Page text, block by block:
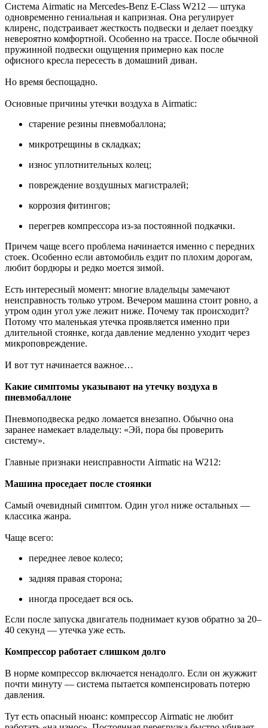
Система Airmatic на Mercedes-Benz E-Class W212 — штука
одновременно гениальная и капризная. Она регулирует
клиренс, подстраивает жесткость подвески и делает поездку
невероятно комфортной. Особенно на трассе. После обычной
пружинной подвески ощущения примерно как после
офисного кресла пересесть в домашний диван.
Но время беспощадно.
Основные причины утечки воздуха в Airmatic:
старение резины пневмобаллона;
микротрещины в складках;
износ уплотнительных колец;
повреждение воздушных магистралей;
коррозия фитингов;
перегрев компрессора из-за постоянной подкачки.
Причем чаще всего проблема начинается именно с передних
стоек. Особенно если автомобиль ездит по плохим дорогам,
любит бордюры и редко моется зимой.
Есть интересный момент: многие владельцы замечают
неисправность только утром. Вечером машина стоит ровно, а
утром один угол уже лежит ниже. Почему так происходит?
Потому что маленькая утечка проявляется именно при
длительной стоянке, когда давление медленно уходит через
микроповреждение.
И вот тут начинается важное…
Какие симптомы указывают на утечку воздуха в
пневмобаллоне
Пневмоподвеска редко ломается внезапно. Обычно она
заранее намекает владельцу: «Эй, пора бы проверить
систему».
Главные признаки неисправности Airmatic на W212:
Машина проседает после стоянки
Самый очевидный симптом. Один угол ниже остальных —
классика жанра.
Чаще всего:
переднее левое колесо;
задняя правая сторона;
иногда проседает вся ось.
Если после запуска двигатель поднимает кузов обратно за 20–
40 секунд — утечка уже есть.
Компрессор работает слишком долго
В норме компрессор включается ненадолго. Если он жужжит
почти минуту — система пытается компенсировать потерю
давления.
Тут есть опасный нюанс: компрессор Airmatic не любит